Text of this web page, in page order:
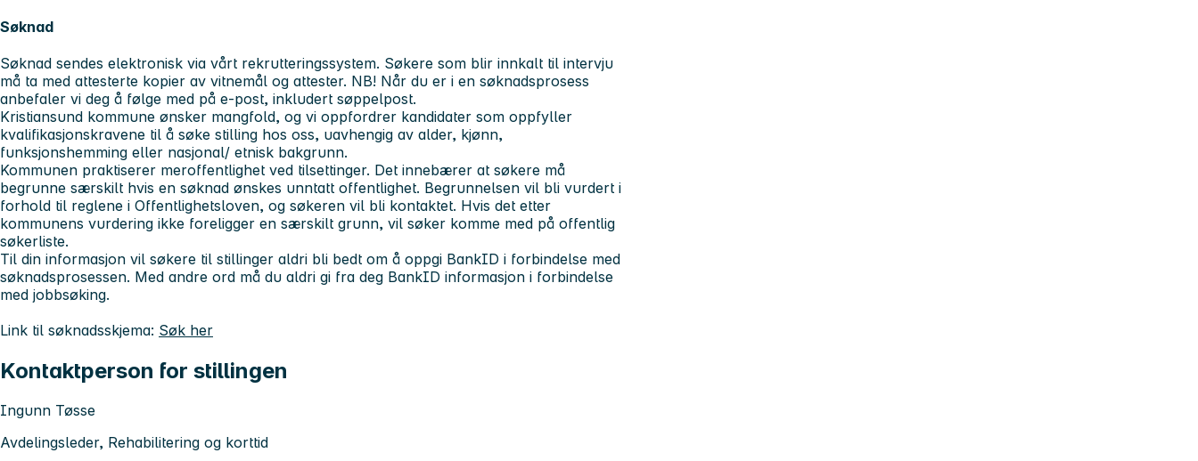
Søknad
Søknad sendes elektronisk via vårt rekrutteringssystem. Søkere som blir innkalt til intervju
må ta med attesterte kopier av vitnemål og attester. NB! Når du er i en søknadsprosess
anbefaler vi deg å følge med på e-post, inkludert søppelpost.
Kristiansund kommune ønsker mangfold, og vi oppfordrer kandidater som oppfyller
kvalifikasjonskravene til å søke stilling hos oss, uavhengig av alder, kjønn,
funksjonshemming eller nasjonal/ etnisk bakgrunn.
Kommunen praktiserer meroffentlighet ved tilsettinger. Det innebærer at søkere må
begrunne særskilt hvis en søknad ønskes unntatt offentlighet. Begrunnelsen vil bli vurdert i
forhold til reglene i Offentlighetsloven, og søkeren vil bli kontaktet. Hvis det etter
kommunens vurdering ikke foreligger en særskilt grunn, vil søker komme med på offentlig
søkerliste.
Til din informasjon vil søkere til stillinger aldri bli bedt om å oppgi BankID i forbindelse med
søknadsprosessen. Med andre ord må du aldri gi fra deg BankID informasjon i forbindelse
med jobbsøking.
Link til søknadsskjema: Søk her
Kontaktperson for stillingen
Ingunn Tøsse
Avdelingsleder, Rehabilitering og korttid